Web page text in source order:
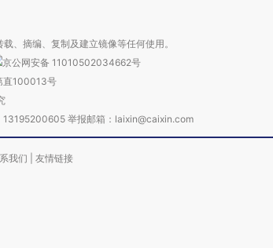
、摘编、复制及建立镜像等任何使用。
京公网安备 11010502034662号
直100013号
举报邮箱：laixin@caixin.com
我们 友情链接